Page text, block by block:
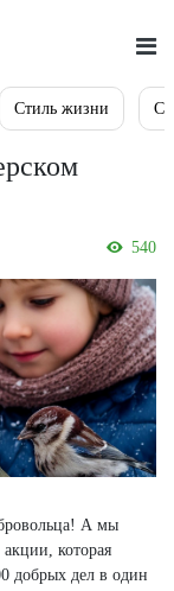
Стиль жизни
540
А мы
которая
добрых дел в один